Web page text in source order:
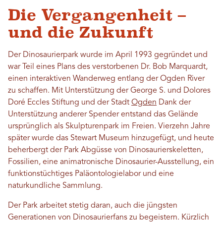
Die Vergangenheit –
und die Zukunft
Der Dinosaurierpark wurde im April 1993 gegründet und
war Teil eines Plans des verstorbenen Dr. Bob Marquardt,
einen interaktiven Wanderweg entlang der Ogden River
zu schaffen. Mit Unterstützung der George S. und Dolores
Doré Eccles Stiftung und der Stadt Ogden Dank der
Unterstützung anderer Spender entstand das Gelände
ursprünglich als Skulpturenpark im Freien. Vierzehn Jahre
später wurde das Stewart Museum hinzugefügt, und heute
beherbergt der Park Abgüsse von Dinosaurierskeletten,
Fossilien, eine animatronische Dinosaurier-Ausstellung, ein
funktionstüchtiges Paläontologielabor und eine
naturkundliche Sammlung.
Der Park arbeitet stetig daran, auch die jüngsten
Generationen von Dinosaurierfans zu begeistern. Kürzlich